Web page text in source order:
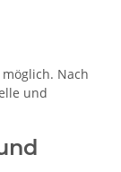
Nach
und